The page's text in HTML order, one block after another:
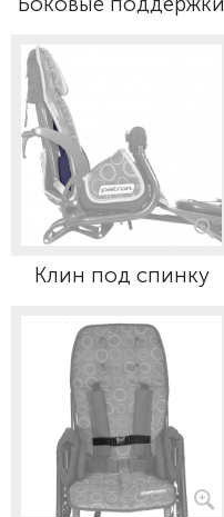
Клин под спинку